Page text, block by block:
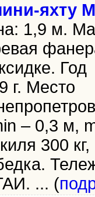
яхту
1,9 м.
Год
г. Место
– 0,3 м,
300
... (